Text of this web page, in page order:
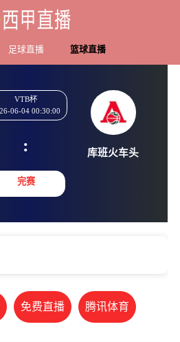
足球直播 篮球直播
VTB杯
2026-06-04 00:30:00
:
完赛
免费直播 腾讯体育